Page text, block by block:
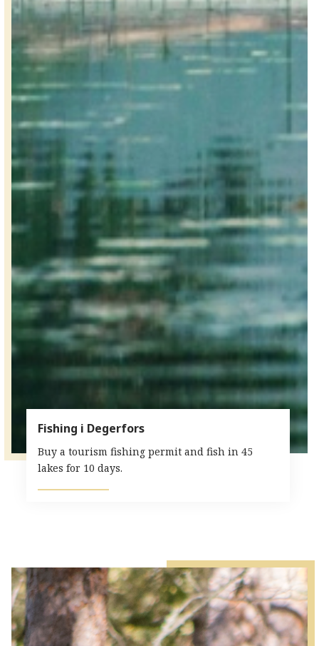
Fishing i Degerfors
Buy a tourism fishing permit and fish in 45
lakes for 10 days.